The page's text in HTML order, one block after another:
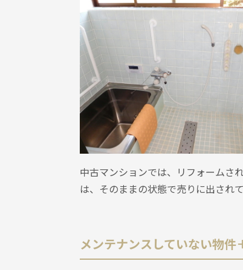
中古マンションでは、リフォームさ
は、そのままの状態で売りに出され
メンテナンスしていない物件